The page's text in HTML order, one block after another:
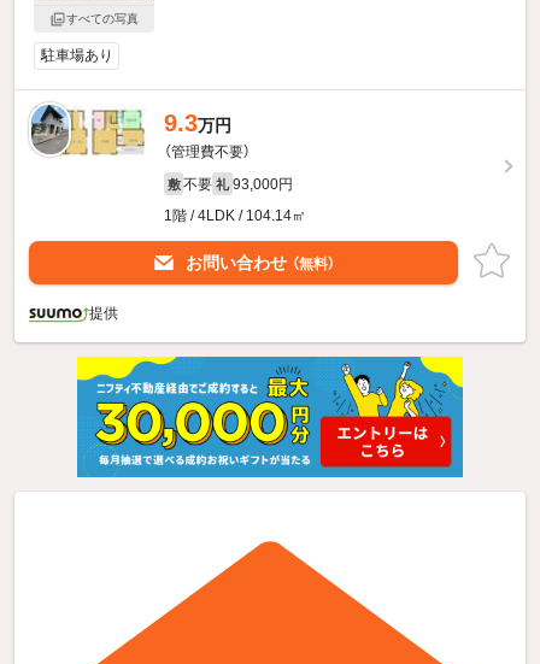
すべての写真
駐車場あり
9.3万円
（管理費不要）
敷 不要 礼 93,000円
1階 / 4LDK / 104.14㎡
お問い合わせ （無料）
提供